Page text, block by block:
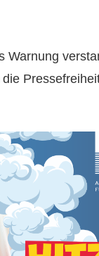
Warnung